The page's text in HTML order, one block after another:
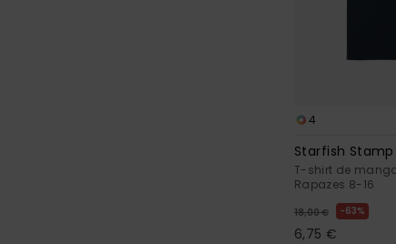
4
Starfish Stamp
T-shirt de
Rapazes 8-16
18,00 € 63%
6,75 €